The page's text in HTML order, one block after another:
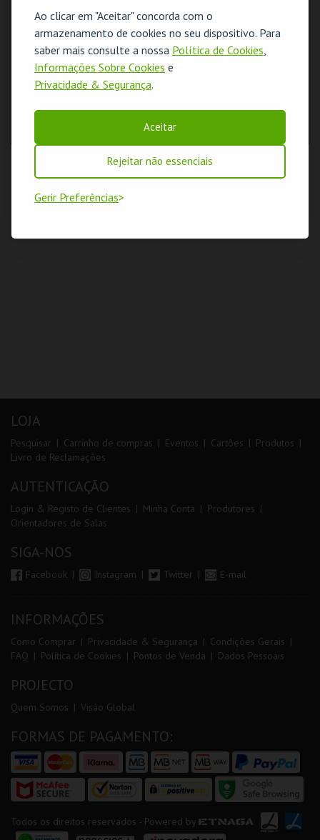
Ao clicar em "Aceitar" concorda com o
armazenamento de cookies no seu dispositivo. Para
saber mais consulte a nossa Política de Cookies,
Informações Sobre Cookies e
Privacidade & Segurança.
Aceitar
Rejeitar não essenciais
Gerir Preferências
LOJA
Pesquisar Carrinho de compras Eventos Cartões
Produtos
Livro de Reclamações
AUTENTICAÇÃO
Login & Registo de Clientes Minha Conta
Produtores
Orientadores de Salas
SIGA-NOS
Facebook Instagram Twitter E-mail
INFORMAÇÕES
Como Comprar Privacidade & Segurança
Condições Gerais
FAQ
Política de Cookies Pontos de Venda Dados Pessoais
PROJECTO
Quem Somos Visão Global
FORMAS DE PAGAMENTO:
Todos os direitos reservados - Powered by ETNAGA
O evento escolhido não está disponível
OK